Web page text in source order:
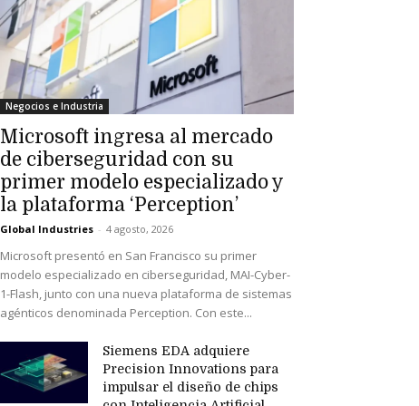
Negocios e Industria
Microsoft ingresa al mercado
de ciberseguridad con su
primer modelo especializado y
la plataforma ‘Perception’
Global Industries - 4 agosto, 2026
Microsoft presentó en San Francisco su primer
modelo especializado en ciberseguridad, MAI-Cyber-
1-Flash, junto con una nueva plataforma de sistemas
agénticos denominada Perception. Con este...
Siemens EDA adquiere
Precision Innovations para
impulsar el diseño de chips